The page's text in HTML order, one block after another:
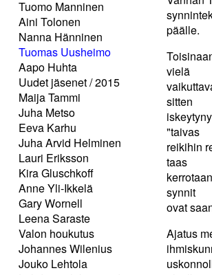
Tuomo Manninen
Aini Tolonen
Nanna Hänninen
Tuomas Uusheimo
Aapo Huhta
Uudet jäsenet / 2015
Maija Tammi
Juha Metso
Eeva Karhu
Juha Arvid Helminen
Lauri Eriksson
Kira Gluschkoff
Anne Yli-Ikkelä
Gary Wornell
Leena Saraste
Valon houkutus
Johannes Wilenius
Jouko Lehtola
päälle.
vielä
sitten
"taivas
reikihin
taas
synnit
ovat
Ajatus